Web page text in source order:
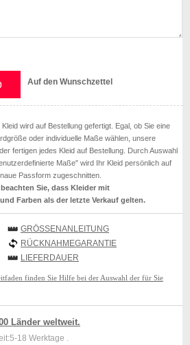
Auf den Wunschzettel
Kleid wird auf Bestellung gefertigt. Egal, ob Sie eine
oder individuelle Maße wählen, unsere
fertigen jedes Kleid auf Bestellung. Durch Auswahl
Maße" wird Ihr Kleid persönlich auf
Passform zugeschnitten.
Sie, dass Kleider mit
Farben als der letzte Verkauf gelten.
GRÖSSENANLEITUNG
RÜCKNAHMEGARANTIE
LIEFERDAUER
finden Sie Hilfe bei der Auswahl der für Sie
Länder weltweit.
18 Werktage .